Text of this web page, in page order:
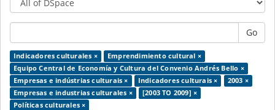
Go
Indicadores culturales ×
Emprendimiento cultural ×
Equipo Central de Economía y Cultura del Convenio Andrés Bello ×
Empresas e indústrias culturais ×
Indicadores culturais ×
2003 ×
Empresas e industrias culturales ×
[2003 TO 2009] ×
Políticas culturales ×